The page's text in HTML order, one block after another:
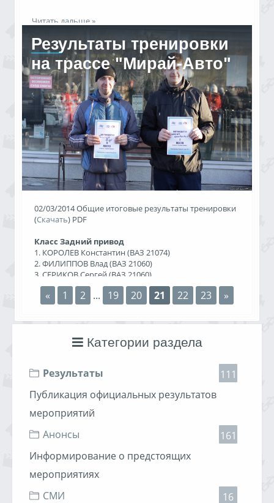
Категории раздела
Результаты
111
Публикация официальных результатов
мероприятий
Анонсы
161
Информирование о предстоящих
мероприятиях
СМИ
16
Читать дальше »
Результаты
08.03.2014, 19:45
1513 просмотров
autosport72
Результаты тренировки
на трассе "Мирай-Авто"
02/03/2014 Общие итоговые результаты тренировки
(Скачать) PDF
Класс Задний привод
1. КОРОЛЕВ Константин (ВАЗ 21074)
2. ФИЛИППОВ Влад (ВАЗ 21060)
3. СЕРИКОВ Сергей (ВАЗ 21060)
Класс Передний привод
1. РАЩУПКИН Ан
Результаты
« 1 2 ... 19 20 21 22 23 »